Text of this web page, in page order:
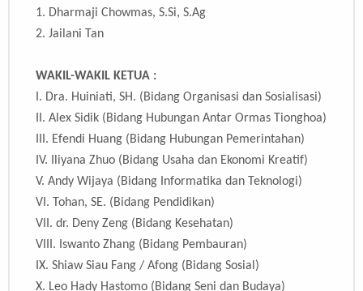
1. Dharmaji Chowmas, S.Si, S.Ag
2. Jailani Tan
WAKIL-WAKIL KETUA :
I. Dra. Huiniati, SH. (Bidang Organisasi dan Sosialisasi)
II. Alex Sidik (Bidang Hubungan Antar Ormas Tionghoa)
III. Efendi Huang (Bidang Hubungan Pemerintahan)
IV. Iliyana Zhuo (Bidang Usaha dan Ekonomi Kreatif)
V. Andy Wijaya (Bidang Informatika dan Teknologi)
VI. Tohan, SE. (Bidang Pendidikan)
VII. dr. Deny Zeng (Bidang Kesehatan)
VIII. Iswanto Zhang (Bidang Pembauran)
IX. Shiaw Siau Fang / Afong (Bidang Sosial)
X. Leo Hady Hastomo (Bidang Seni dan Budaya)